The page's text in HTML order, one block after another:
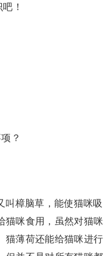
！
？
叫樟脑草，能使猫咪吸
猫咪食用，虽然对猫咪
猫薄荷还能给猫咪进行